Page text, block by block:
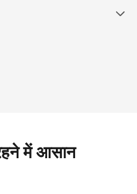
में आसान